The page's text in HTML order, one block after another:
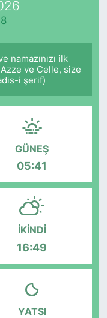
namazınızı ilk
Azze ve Celle, size
i şerif)
GÜNEŞ
05:41
İKINDI
16:49
YATSI